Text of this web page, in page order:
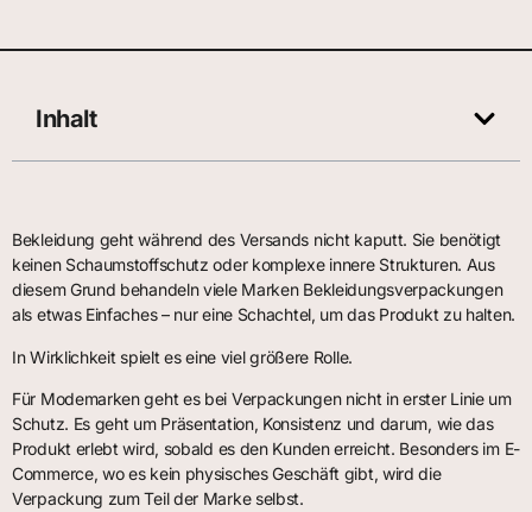
Inhalt
Bekleidung geht während des Versands nicht kaputt. Sie benötigt
keinen Schaumstoffschutz oder komplexe innere Strukturen. Aus
diesem Grund behandeln viele Marken Bekleidungsverpackungen
als etwas Einfaches – nur eine Schachtel, um das Produkt zu halten.
In Wirklichkeit spielt es eine viel größere Rolle.
Für Modemarken geht es bei Verpackungen nicht in erster Linie um
Schutz. Es geht um Präsentation, Konsistenz und darum, wie das
Produkt erlebt wird, sobald es den Kunden erreicht. Besonders im E-
Commerce, wo es kein physisches Geschäft gibt, wird die
Verpackung zum Teil der Marke selbst.